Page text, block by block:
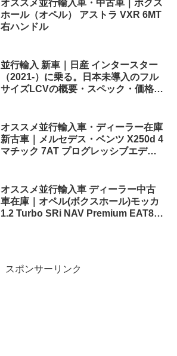
オススメ並行輸入車・中古車｜ボクス
ホール（オペル） アストラ VXR 6MT
右ハンドル
並行輸入 新車｜日産 インタースター
（2021-）に乗る。日本未導入のフル
サイズLCVの概要・スペック・価格の
オススメ並行輸入車・ディーラー在庫
新古車｜メルセデス・ベンツ X250d 4
マチック 7AT プログレッシブエディ
オススメ並行輸入車 ディーラー中古
車在庫｜オペル(ボクスホール)モッカ
1.2 Turbo SRi NAV Premium EAT8
スポンサーリンク